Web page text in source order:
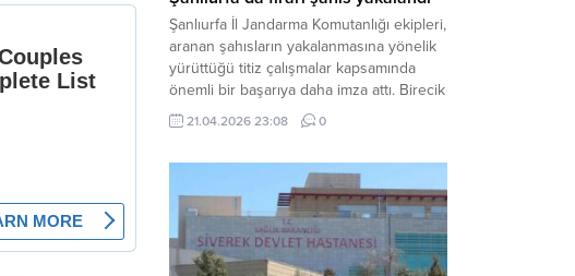
Şanlıurfa İl Jandarma Komutanlığı ekipleri,
aranan şahısların yakalanmasına yönelik
yürüttüğü titiz çalışmalar kapsamında
önemli bir başarıya daha imza attı. Birecik
ilçesinde düzenlenen operasyonla,
hakkında kesinleşmiş hapis cezası
teslim edildi. Haber Merkezi – Şanlıurfa
Valiliği İl Basın ve Halkla İlişkiler
Müdürlüğü tarafından yapılan açıklamaya
göre; İl...
21.04.2026 23:08 0